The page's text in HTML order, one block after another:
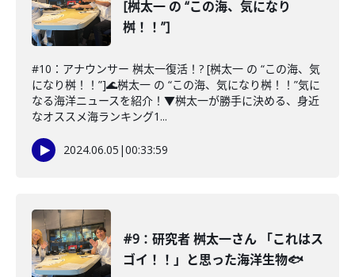
[桝太一 の “この海、気になり
桝！！”]
#10：アナウンサー 桝太一復活！? [桝太一 の “この海、気
になり桝！！”]🌊桝太一 の “この海、気になり桝！！”気に
なる海洋ニュースを紹介！▼桝太一が勝手に決める、身近
なオススメ海ランキング1...
2024.06.05 |00:33:59
#9：研究者 桝太一さん 「これはス
ゴイ！！」と思った海洋生物🐟